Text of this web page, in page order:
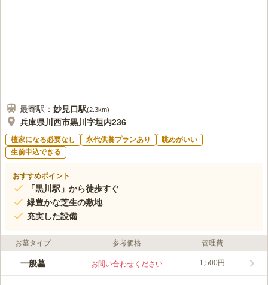
最寄駅： 妙見口駅(2.3km)
兵庫県川西市黒川字垣内236
檀家になる必要なし 永代供養プランあり
眺めがいい
生前申込できる
おすすめポイント
「黒川駅」から徒歩すぐ
緑豊かな芝生の敷地
充実した設備
お墓タイプ 参考価格 管理費
一般墓 お問い合わせください 1,500円